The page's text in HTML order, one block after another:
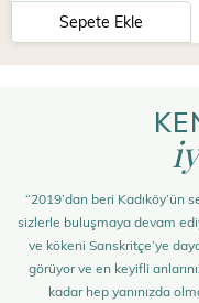
Sepete Ekle
“2019’dan beri Kadıköy’ün
sizlerle buluşmaya devam
ve kökeni Sanskritçe’ye
görüyor ve en keyifli
kadar hep yanınızda